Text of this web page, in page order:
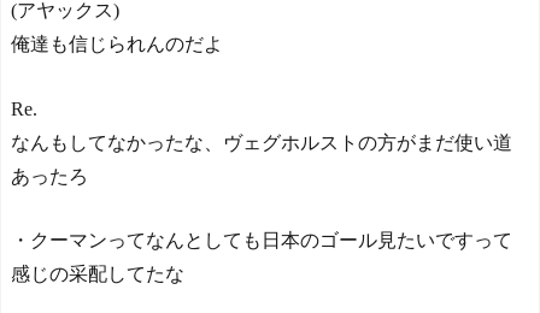
(アヤックス)
俺達も信じられんのだよ
Re.
なんもしてなかったな、ヴェグホルストの方がまだ使い道
あったろ
・クーマンってなんとしても日本のゴール見たいですって
感じの采配してたな